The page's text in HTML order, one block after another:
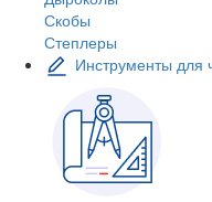
Скобы
Степлеры
Инструменты для